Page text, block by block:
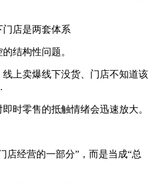
店是两套体系
结构性问题。
上卖爆线下没货、门店不知道该
时零售的抵触情绪会迅速放大。
店经营的一部分”，而是当成“总